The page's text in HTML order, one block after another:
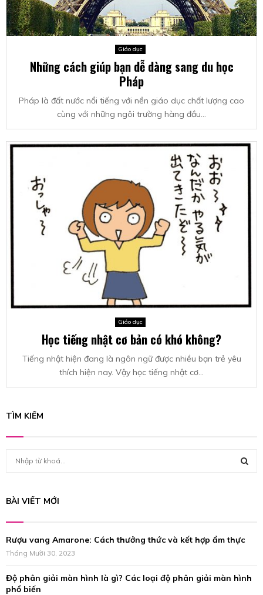
Giáo dục
Những cách giúp bạn dễ dàng sang du học
Pháp
Pháp là đất nước nổi tiếng với nền giáo dục chất lượng cao
cùng với những ngôi trường hàng đầu...
Giáo dục
Học tiếng nhật cơ bản có khó không?
Tiếng nhật hiện đang là ngôn ngữ được nhiều bạn trẻ yêu
thích hiện nay. Vậy học tiếng nhật cơ...
TÌM KIẾM
c
o
r
C
BÀI VIẾT MỚI
Rượu vang Amarone: Cách thưởng thức và kết hợp ẩm thực
Tháng Mười 30, 2023
Độ phân giải màn hình là gì? Các loại độ phân giải màn hình
phổ biến